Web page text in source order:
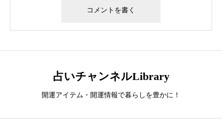
占いチャンネルLibrary
開運アイテム・開運情報で暮らしを豊かに！